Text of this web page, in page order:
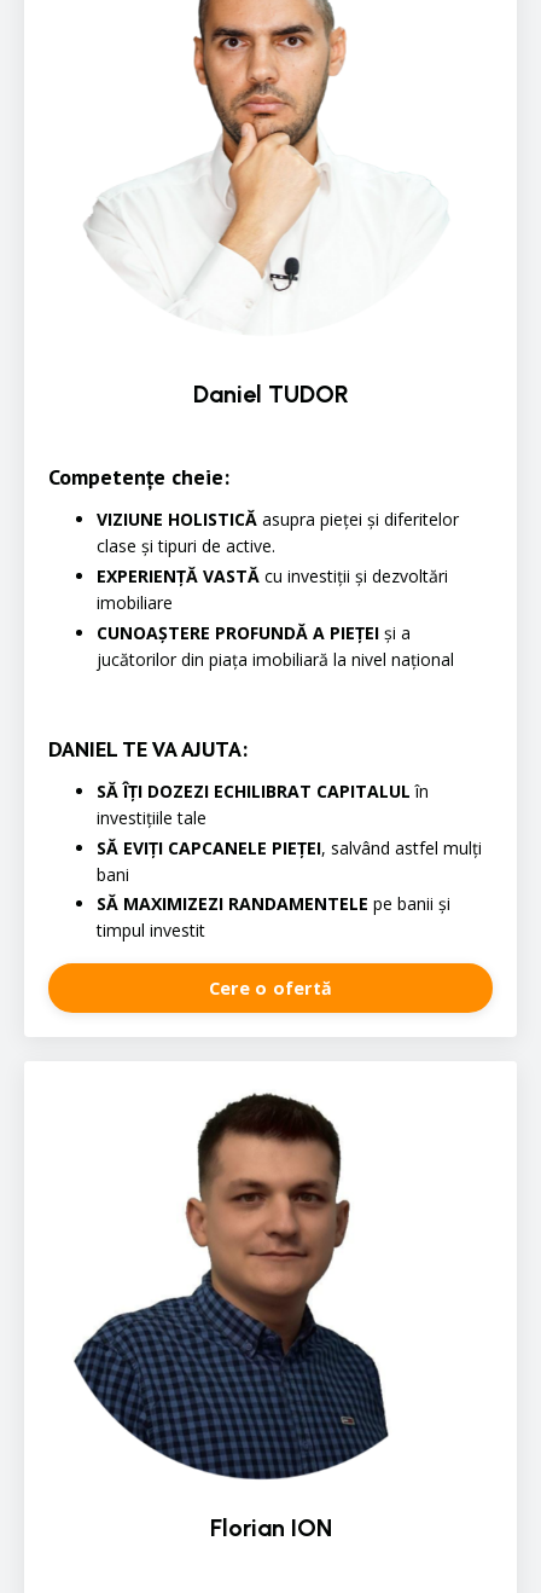
Daniel TUDOR
Competențe cheie:
VIZIUNE HOLISTICĂ asupra pieței și diferitelor
clase și tipuri de active.
EXPERIENȚĂ VASTĂ cu investiții și dezvoltări
imobiliare
CUNOAȘTERE PROFUNDĂ A PIEȚEI și a
jucătorilor din piața imobiliară la nivel național
DANIEL TE VA AJUTA:
SĂ ÎȚI DOZEZI ECHILIBRAT CAPITALUL în
investițiile tale
SĂ EVIȚI CAPCANELE PIEȚEI, salvând astfel mulți
bani
SĂ MAXIMIZEZI RANDAMENTELE pe banii și
timpul investit
Cere o ofertă
Florian ION